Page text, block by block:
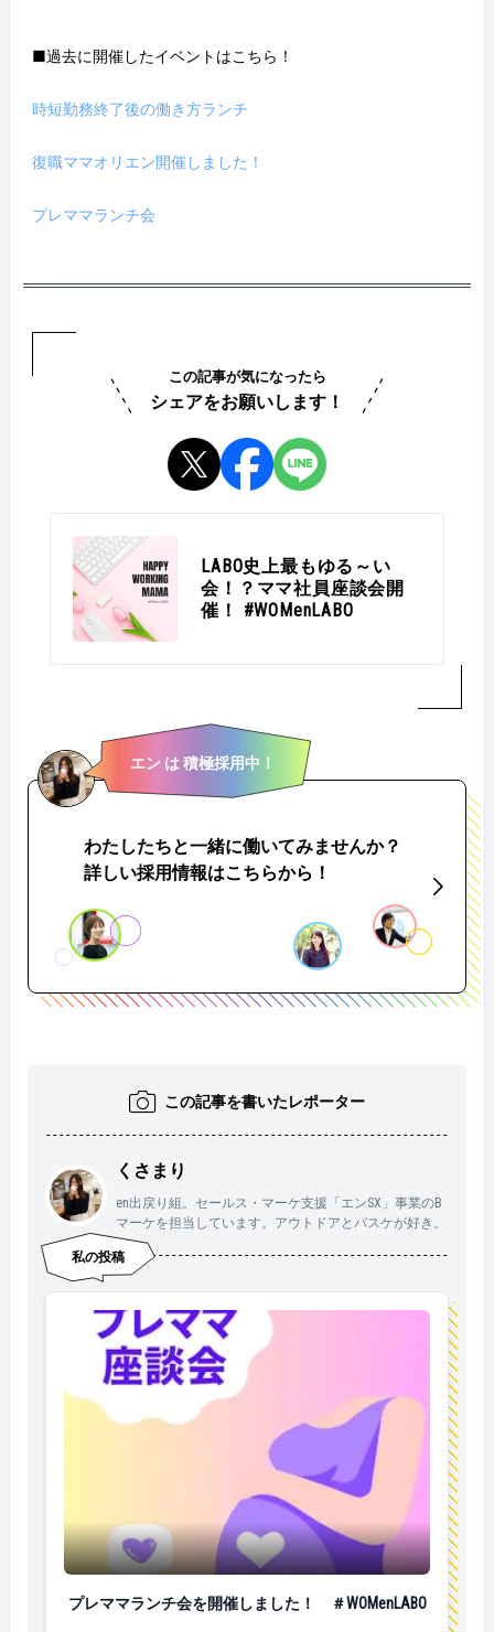
■過去に開催したイベントはこちら！
時短勤務終了後の働き方ランチ
復職ママオリエン開催しました！
プレママランチ会
この記事が気になったら
シェアをお願いします！
LABO史上最もゆる～い
会！？ママ社員座談会開
催！ #WOMenLABO
エン は 積極採用中！
わたしたちと一緒に働いてみませんか？
詳しい採用情報はこちらから！
この記事を書いたレポーター
くさまり
en出戻り組。セールス・マーケ支援「エンSX」事業のB
マーケを担当しています。アウトドアとバスケが好き。
私の投稿
プレママランチ会を開催しました！ ＃WOMenLABO
プレママランチ会を開催しました！ ＃WOMenLABO